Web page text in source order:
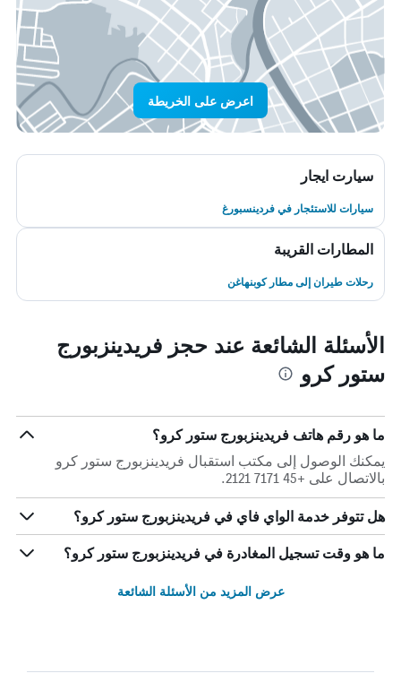
اعرض على الخريطة
سيارت ايجار
سيارات للاستئجار في فردينسبورغ
المطارات القريبة
رحلات طيران إلى مطار كوبنهاغن
الأسئلة الشائعة عند حجز فريدينزبورج
ستور كرو
ما هو رقم هاتف فريدينزبورج ستور كرو؟
يمكنك الوصول إلى مكتب استقبال فريدينزبورج ستور كرو
بالاتصال على +45 7171 2121.
هل تتوفر خدمة الواي فاي في فريدينزبورج ستور كرو؟
ما هو وقت تسجيل المغادرة في فريدينزبورج ستور كرو؟
عرض المزيد من الأسئلة الشائعة